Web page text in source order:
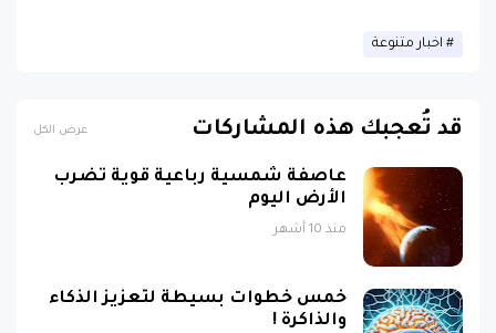
اخبار متنوعة
قد تُعجبك هذه المشاركات عرض الكل
عاصفة شمسية رباعية قوية تضرب
الأرض اليوم
منذ 10 أشهر
خمس خطوات بسيطة لتعزيز الذكاء
والذاكرة !